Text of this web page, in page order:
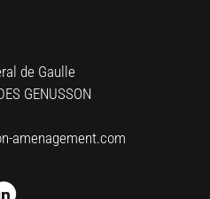
de Gaulle
GENUSSON
amenagement.com